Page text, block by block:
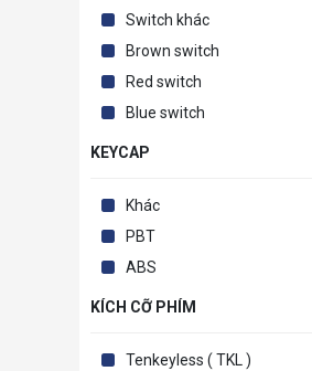
Switch khác
Brown switch
Red switch
Blue switch
KEYCAP
Khác
PBT
ABS
KÍCH CỠ PHÍM
Tenkeyless ( TKL )